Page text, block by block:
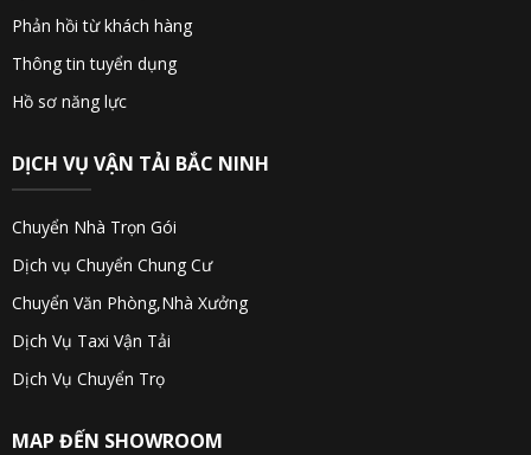
Phản hồi từ khách hàng
Thông tin tuyển dụng
Hồ sơ năng lực
DỊCH VỤ VẬN TẢI BẮC NINH
Chuyển Nhà Trọn Gói
Dịch vụ Chuyển Chung Cư
Chuyển Văn Phòng,Nhà Xưởng
Dịch Vụ Taxi Vận Tải
Dịch Vụ Chuyển Trọ
MAP ĐẾN SHOWROOM